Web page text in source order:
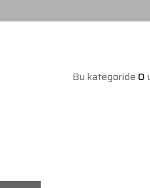
Bu kategoride 0